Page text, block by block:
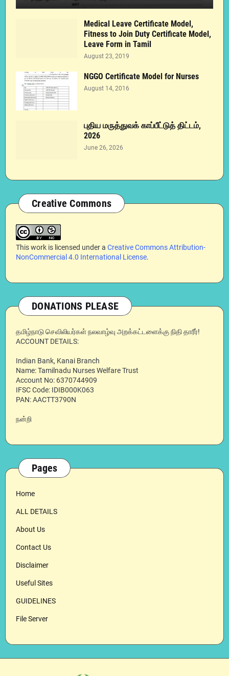
Medical Leave Certificate Model,
Fitness to Join Duty Certificate Model,
Leave Form in Tamil
August 23, 2019
NGGO Certificate Model for Nurses
August 14, 2016
புதிய மருத்துவக் காப்பீட்டுத் திட்டம்,
2026
June 26, 2026
Creative Commons
This work is licensed under a Creative Commons Attribution-
NonCommercial 4.0 International License.
DONATIONS PLEASE
தமிழ்நாடு செவிலியர்கள் நலவாழ்வு அறக்கட்டளைக்கு நிதி தாரீர்!
ACCOUNT DETAILS:
Indian Bank, Kanai Branch
Name: Tamilnadu Nurses Welfare Trust
Account No: 6370744909
IFSC Code: IDIB000K063
PAN: AACTT3790N
நன்றி
Pages
Home
ALL DETAILS
About Us
Contact Us
Disclaimer
Useful Sites
GUIDELINES
File Server